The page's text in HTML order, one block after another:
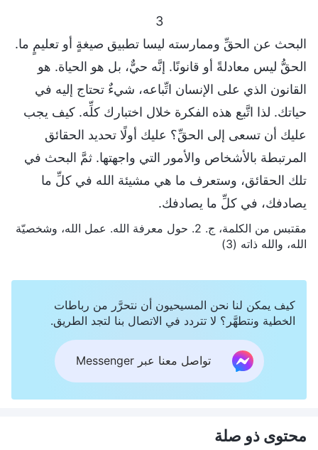
3
البحث عن الحقِّ وممارسته ليسا تطبيق صيغةٍ أو تعليمٍ ما.
الحقُّ ليس معادلةً أو قانونًا. إنَّه حيٌّ، بل هو الحياة. هو
القانون الذي على الإنسان اتِّباعه، شيءٌ تحتاج إليه في
حياتك. لذا اتَّبع هذه الفكرة خلال اختبارك كلِّه. كيف يجب
عليك أن تسعى إلى الحقِّ؟ عليك أولًا تحديد الحقائق
المرتبطة بالأشخاص والأمور التي واجهتها. ثمَّ البحث في
تلك الحقائق، وستعرف ما هي مشيئة الله في كلِّ ما
يصادفك، في كلِّ ما يصادفك.
مقتبس من الكلمة، ج. 2. حول معرفة الله. عمل الله، وشخصيّة
الله، والله ذاته (3)
كيف يمكن لنا نحن المسيحيون أن نتحرَّر من رباطات
الخطية ونتطهَّر؟ لا تتردد في الاتصال بنا لتجد الطريق.
تواصل معنا عبر Messenger
محتوى ذو صلة